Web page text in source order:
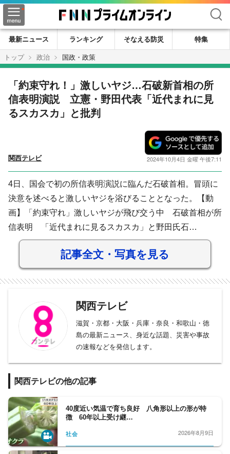
検索
最新ニュース ランキング そなえる防災
特集
トップ
政治 国政・政策
「約束守れ！」激しいヤジ…石破新首相の所
信表明演説 立憲・野田代表「近代まれに見
るスカスカ」と批判
関西テレビ 2024年10月4日 金曜 午後7:11
4日、国会で初の所信表明演説に臨んだ石破首相。冒頭に
決意を述べると激しいヤジを浴びることとなった。【動
画】「約束守れ」激しいヤジが飛び交う中 石破首相が所
信表明 「近代まれに見るスカスカ」と野田氏石…
記事全文・写真を見る
関西テレビ
滋賀・京都・大阪・兵庫・奈良・和歌山・徳
島の最新ニュース、身近な話題、災害や事故
の速報などを発信します。
関西テレビの他の記事
40度近い気温で育ち良好 八角形以上の形が特
徴 60年以上受け継…
社会 2026年8月9日